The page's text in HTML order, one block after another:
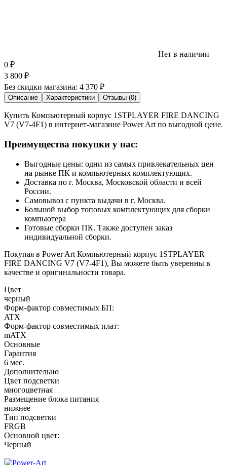
Нет в наличии
0 ₽
3 800 ₽
Без скидки магазина: 4 370 ₽
Описание Характеристики Отзывы (0)
Купить Компьютерный корпус 1STPLAYER FIRE DANCING
V7 (V7-4F1) в интернет-магазине Power Art по выгодной цене.
Преимущества покупки у нас:
Выгодные цены: одни из самых привлекательных цен
на рынке ПК и компьютерных комплектующих.
Доставка по г. Москва, Московской области и всей
России.
Самовывоз с пункта выдачи в г. Москва.
Большой выбор топовых комплектующих для сборки
компьютера
Готовые сборки ПК. Также доступен заказ
индивидуальной сборки.
Покупая в Power Art Компьютерный корпус 1STPLAYER
FIRE DANCING V7 (V7-4F1), Вы можете быть уверенны в
качестве и оригинальности товара.
Цвет
черный
Форм-фактор совместимых БП:
ATX
Форм-фактор совместимых плат:
mATX
Основные
Гарантия
6 мес.
Дополнительно
Цвет подсветки
многоцветная
Размещение блока питания
нижнее
Тип подсветки
FRGB
Основной цвет:
Черный